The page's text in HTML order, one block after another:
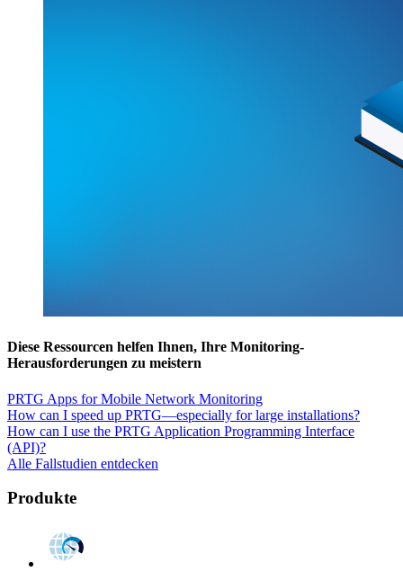
Diese Ressourcen helfen Ihnen, Ihre Monitoring-
Herausforderungen zu meistern
PRTG Apps for Mobile Network Monitoring
How can I speed up PRTG—especially for large installations?
How can I use the PRTG Application Programming Interface
(API)?
Alle Fallstudien entdecken
Produkte